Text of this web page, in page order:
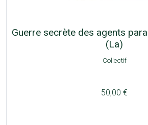
Guerre secrète des agents
(La)
Collectif
50,00 €